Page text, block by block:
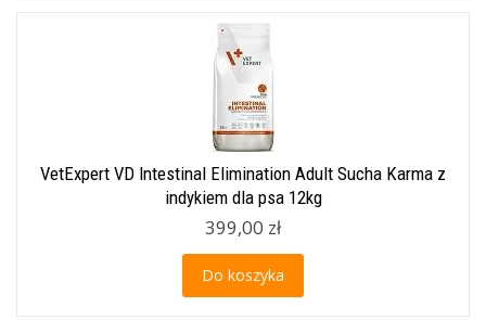
VetExpert VD Intestinal Elimination Adult Sucha Karma z
indykiem dla psa 12kg
399,00 zł
Do koszyka